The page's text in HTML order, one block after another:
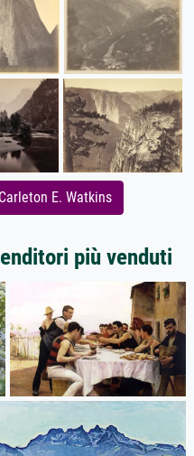
E. Watkins
più venduti